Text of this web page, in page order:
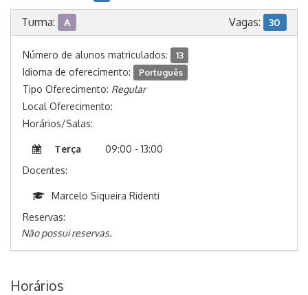
Turma: A Vagas: 30
Número de alunos matriculados: 13
Idioma de oferecimento: Português
Tipo Oferecimento: Regular
Local Oferecimento:
Horários/Salas:
Terça
09:00 - 13:00
Docentes:
Marcelo Siqueira Ridenti
Reservas:
Não possui reservas.
Horários